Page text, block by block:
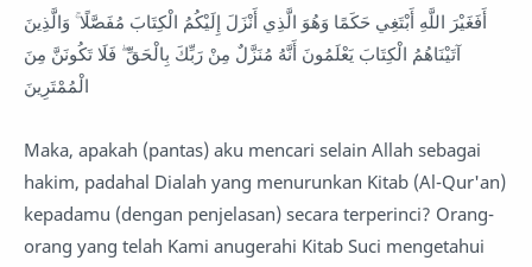
أَفَغَيْرَ اللَّهِ أَبْتَغِي حَكَمًا وَهُوَ الَّذِي أَنْزَلَ إِلَيْكُمُ الْكِتَابَ مُفَصَّلًا ۚ وَالَّذِينَ
آتَيْنَاهُمُ الْكِتَابَ يَعْلَمُونَ أَنَّهُ مُنَزَّلٌ مِنْ رَبِّكَ بِالْحَقِّ ۖ فَلَا تَكُونَنَّ مِنَ
الْمُمْتَرِينَ
Maka, apakah (pantas) aku mencari selain Allah sebagai
hakim, padahal Dialah yang menurunkan Kitab (Al-Qur'an)
kepadamu (dengan penjelasan) secara terperinci? Orang-
orang yang telah Kami anugerahi Kitab Suci mengetahui